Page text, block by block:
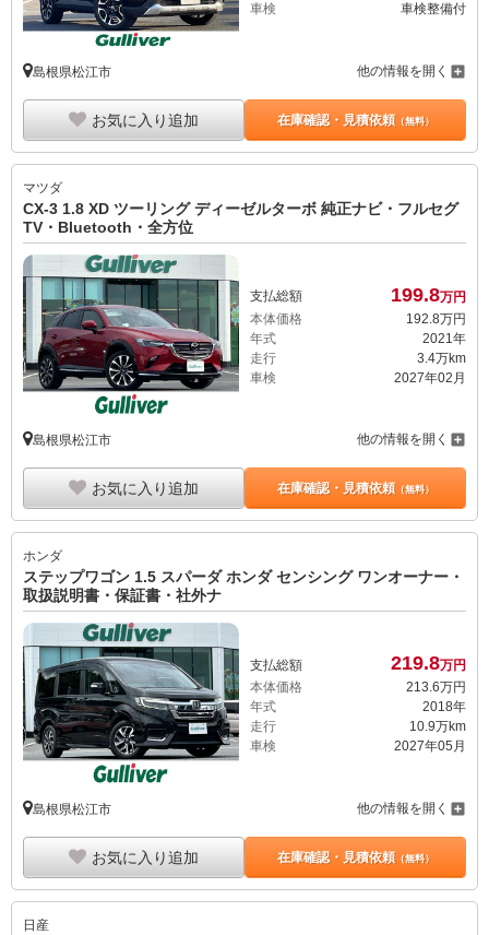
車検
車検整備付
島根県松江市 他の情報を開く
お気に入り追加 在庫確認・見積依頼（無料）
マツダ
CX-3 1.8 XD ツーリング ディーゼルターボ 純正ナビ・フルセグ
TV・Bluetooth・全方位
支払総額 199.8万円
本体価格
192. 8万円
年式
2021年
走行
3.4万km
車検
2027年02月
島根県松江市 他の情報を開く
お気に入り追加 在庫確認・見積依頼（無料）
ホンダ
ステップワゴン 1.5 スパーダ ホンダ センシング ワンオーナー・
取扱説明書・保証書・社外ナ
支払総額 219.8万円
本体価格
213.6万円
年式
2018年
走行
10.9万km
車検
2027年05月
島根県松江市 他の情報を開く
お気に入り追加 在庫確認・見積依頼（無料）
日産